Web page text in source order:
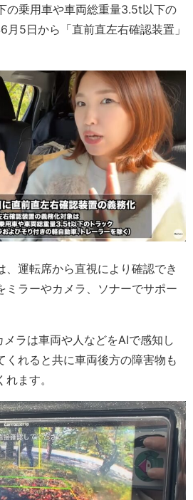
の乗用車や車両総重量3.5t以下の
月5日から「直前直左右確認装置」
、運転席から直視により確認でき
ミラーやカメラ、ソナーでサポー
メラは車両や人などをAIで感知し
くれると共に車両後方の障害物も
ます。